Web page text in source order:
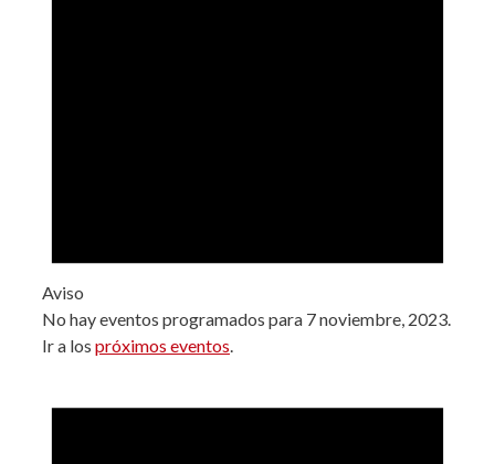
Aviso
No hay eventos programados para 7 noviembre, 2023.
Ir a los próximos eventos